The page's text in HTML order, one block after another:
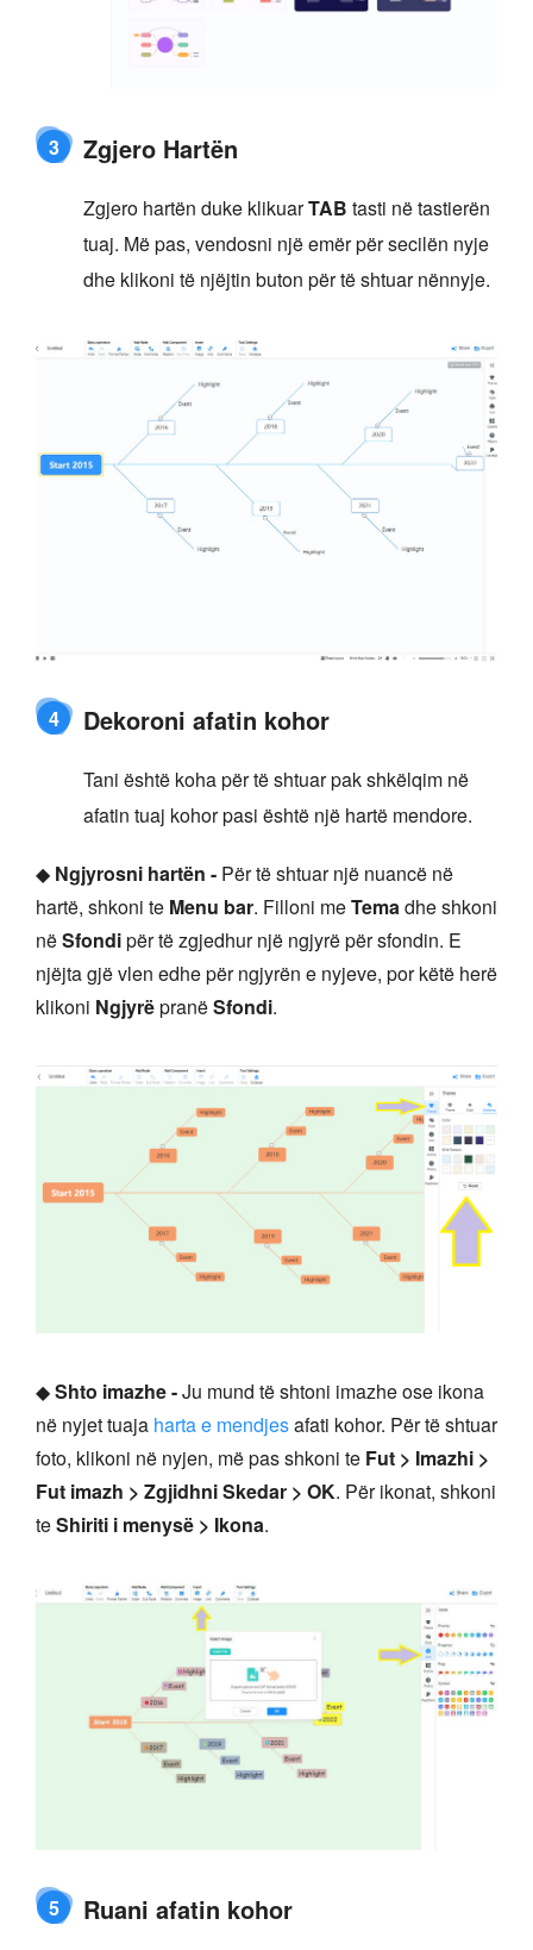
3 Zgjero Hartën
Zgjero hartën duke klikuarTAB tasti në tastierën
tuaj. Më pas, vendosni një emër për secilën nyje
dhe klikoni të njëjtin buton për të shtuar nënnyje.
4 Dekoroni afatin kohor
Tani është koha për të shtuar pak shkëlqim në
afatin tuaj kohor pasi është një hartë mendore.
◆ Ngjyrosni hartën - Për të shtuar një nuancë në
hartë, shkoni te Menu bar. Filloni meTemadhe shkoni
nëSfondipër të zgjedhur një ngjyrë për sfondin. E
njëjta gjë vlen edhe për ngjyrën e nyjeve, por këtë herë
klikoni NgjyrëpranëSfondi.
◆Shto imazhe -Ju mund të shtoni imazhe ose ikona
në nyjet tuaja harta e mendjesafati kohor. Për të shtuar
foto, klikoni në nyjen, më pas shkoni te Fut > Imazhi >
Fut imazh > Zgjidhni Skedar > OK. Për ikonat, shkoni
teShiriti i menysë > Ikona.
5 Ruani afatin kohor